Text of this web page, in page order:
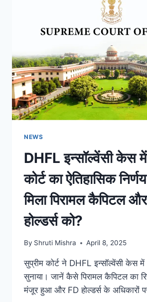
NEWS
DHFL इन्सॉल्वेंसी केस
कोर्ट का ऐतिहासिक
मिला पिरामल कैपिटल
होल्डर्स को?
By Shruti Mishra April 8, 2025
सुप्रीम कोर्ट ने DHFL इन्सॉल्वेंसी केस
सुनाया। जानें कैसे पिरामल कैपिटल का
मंजूर हुआ और FD होल्डर्स के अधिकारों